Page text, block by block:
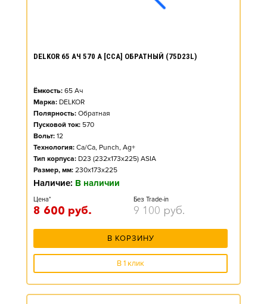
DELKOR 65 АЧ 570 А [CCA] ОБРАТНЫЙ (75D23L)
Ёмкость: 65 Ач
Марка: DELKOR
Полярность: Обратная
Пусковой ток: 570
Вольт: 12
Технология: Ca/Ca, Punch, Ag+
Тип корпуса: D23 (232x173x225) ASIA
Размер, мм: 230x173x225
Наличие: В наличии
Цена*
8 600 руб.
Без Trade-in
9 100 руб.
В КОРЗИНУ
В 1 клик